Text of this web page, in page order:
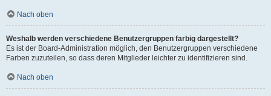
Nach oben
Weshalb werden verschiedene Benutzergruppen farbig dargestellt?
Es ist der Board-Administration möglich, den Benutzergruppen verschiedene
Farben zuzuteilen, so dass deren Mitglieder leichter zu identifizieren sind.
Nach oben